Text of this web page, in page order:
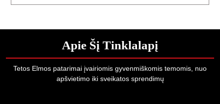
Apie Šį Tinklalapį
Tetos Elmos patarimai įvairiomis gyvenmiškomis temomis, nuo
apšvietimo iki sveikatos sprendimų